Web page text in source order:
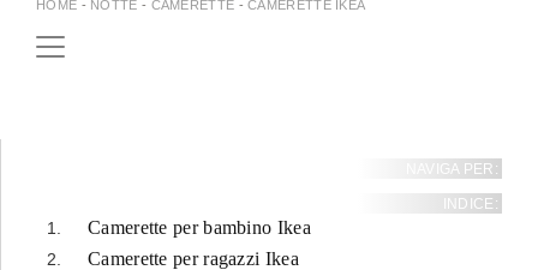
HOME - NOTTE - CAMERETTE -CAMERETTE IKEA
NAVIGA PER:
INDICE:
Camerette per bambino Ikea
Camerette per ragazzi Ikea